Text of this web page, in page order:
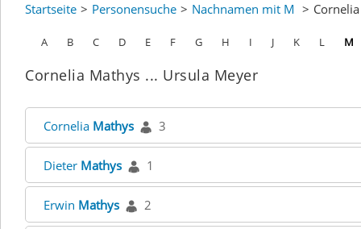
Startseite Personensuche Nachnamen mit M
A B C D E F G H I J K L M
Cornelia Mathys ... Ursula Meyer
Cornelia Mathys 3
Dieter Mathys 1
Erwin Mathys 2